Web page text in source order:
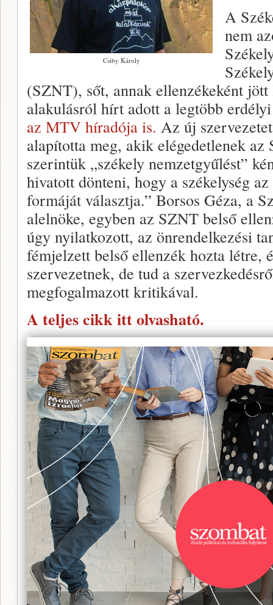
Csiby Károly
A
nem
(SZNT), sőt, annak ellenzékeként
alakulásról hírt adott a legtöbb
az MTV híradója is. Az új
alapította meg, akik elégedetlenek
szerintük „székely nemzetgyűlést”
hivatott dönteni, hogy a székelység
formáját választja.” Borsos Géza, a
alelnöke, egyben az SZNT belső
úgy nyilatkozott, az önrendelkezési
fémjelzett belső ellenzék hozta létre,
szervezetnek, de tud a
megfogalmazott kritikával.
A teljes cikk itt olvasható.